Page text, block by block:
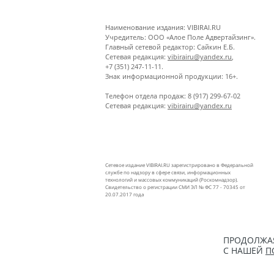
Наименование издания: VIBIRAI.RU
Учредитель: ООО «Алое Поле Адвертайзинг».
Главный сетевой редактор: Сайкин Е.Б.
Сетевая редакция: vibirairu@yandex.ru
+7 (351) 247-11-11.
Знак информационной продукции: 16+.
Телефон отдела продаж: 8 (917) 299-67-02
Сетевая редакция: vibirairu@yandex.ru
Сетевое издание VIBIRAI.RU зарегистрировано в Федеральной
службе по надзору в сфере связи, информационных
технологий и массовых коммуникаций (Роскомнадзор).
Свидетельство о регистрации СМИ ЭЛ № ФС 77 - 70345 от
20.07.2017 года
С НАШЕЙ